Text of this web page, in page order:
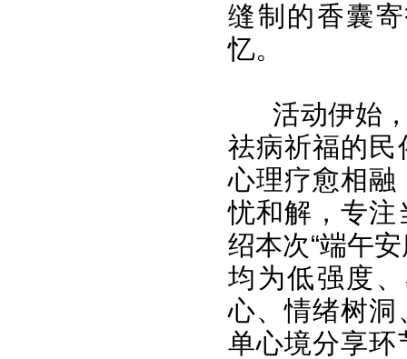
缝制的香囊
忆。
活动伊始
祛病祈福的民
心理疗愈相融
忧和解，专注
绍本次“端午
均为低强度
心、情绪树洞
单心境分享环